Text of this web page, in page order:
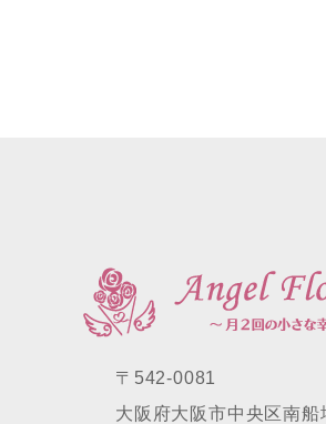
〒542-0081
大阪府大阪市中央区南